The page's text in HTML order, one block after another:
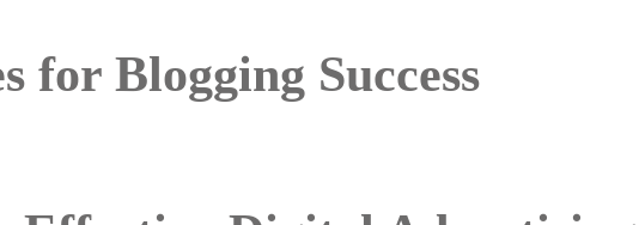
for Blogging Success